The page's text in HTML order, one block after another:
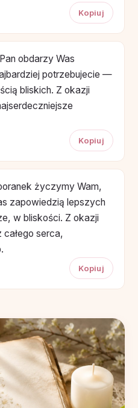
Kopiuj
obdarzy Was
potrzebujecie —
bliskich. Z okazji
Kopiuj
życzymy Wam,
zapowiedzią lepszych
w bliskości. Z okazji
serca,
Kopiuj